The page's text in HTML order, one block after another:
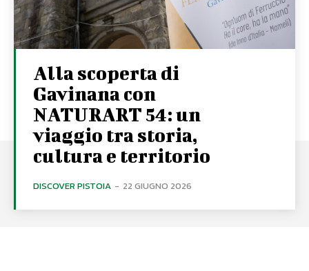
Alla scoperta di
Gavinana con
NATURART 54: un
viaggio tra storia,
cultura e territorio
DISCOVER PISTOIA - 22 GIUGNO 2026